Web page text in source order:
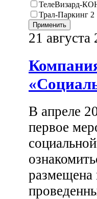
ТелеВизард-
Трал-Паркинг 2
21 августа
В апреле
первое